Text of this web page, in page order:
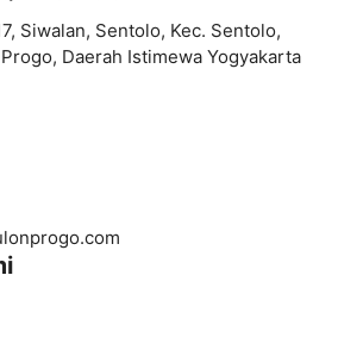
Siwalan, Sentolo, Kec. Sentolo,
Daerah Istimewa Yogyakarta